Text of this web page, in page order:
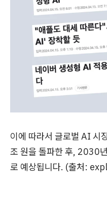
이에 따라서 글로벌 AI
조 원을 돌파한 후, 2030
로 예상됩니다. (출처: